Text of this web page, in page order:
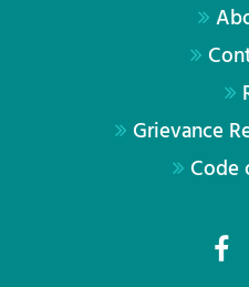
Grievance
Code